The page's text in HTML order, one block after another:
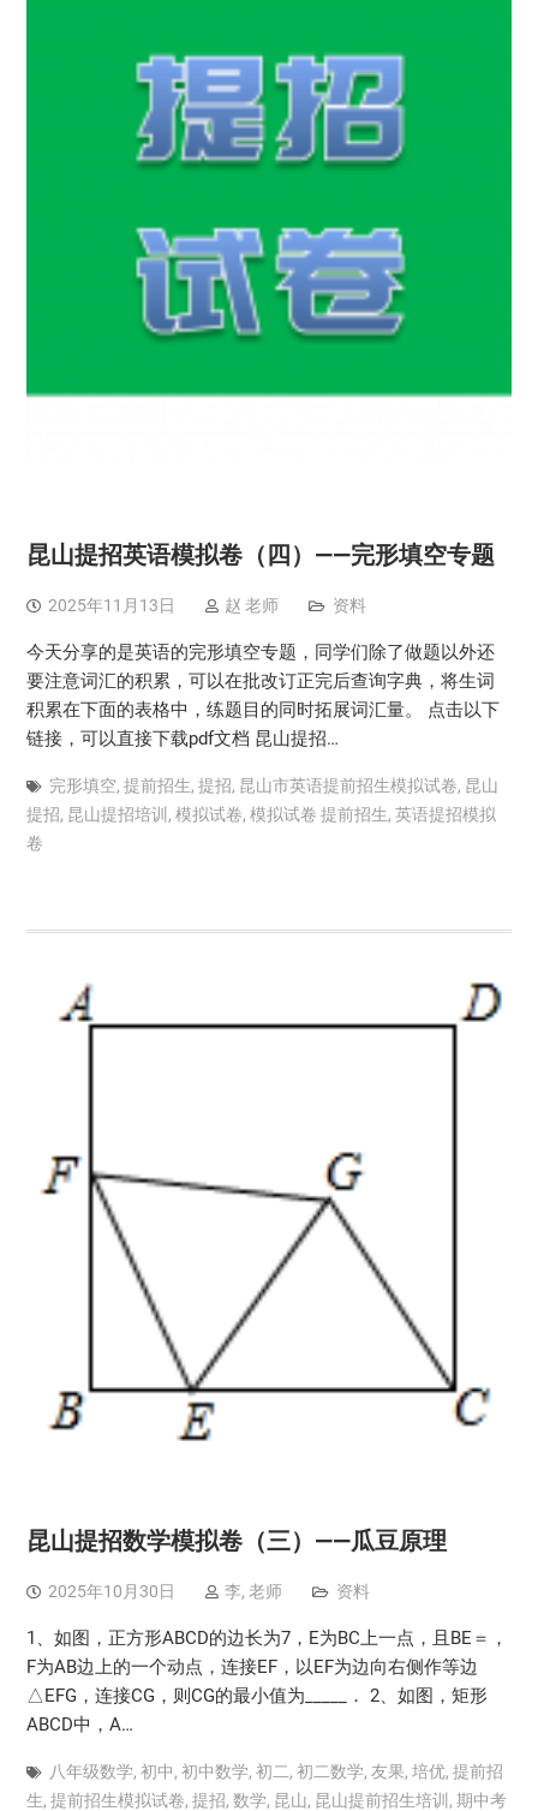
昆山提招英语模拟卷（四）——完形填空专题
2025年11月13日 赵 老师 资料
今天分享的是英语的完形填空专题，同学们除了做题以外还
要注意词汇的积累，可以在批改订正完后查询字典，将生词
积累在下面的表格中，练题目的同时拓展词汇量。 点击以下
链接，可以直接下载pdf文档 昆山提招…
完形填空, 提前招生, 提招, 昆山市英语提前招生模拟试卷, 昆山
提招, 昆山提招培训 , 模拟试卷, 模拟试卷 提前招生, 英语提招模拟
卷
昆山提招数学模拟卷（三）——瓜豆原理
2025年10月30日 李, 老师 资料
1、如图，正方形ABCD的边长为7，E为BC上一点，且BE＝，
F为AB边上的一个动点，连接EF，以EF为边向右侧作等边
△EFG，连接CG，则CG的最小值为_____． 2、如图，矩形
ABCD中，A…
八年级数学, 初中, 初中数学, 初二, 初二数学, 友果, 培优, 提前招
生, 提前招生模拟试卷, 提招, 数学, 昆山, 昆山提前招生培训 , 期中考